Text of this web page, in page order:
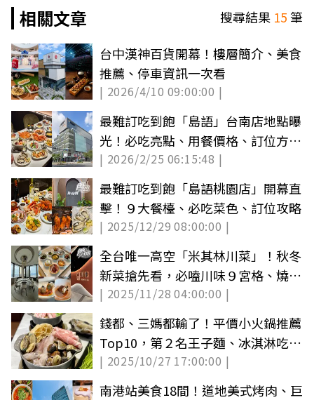
相關文章
搜尋結果 15筆
台中漢神百貨開幕！樓層簡介、美食
推薦、停車資訊一次看
| 2026/4/10 09:00:00 |
最難訂吃到飽「島語」台南店地點曝
光！必吃亮點、用餐價格、訂位方式
搶先看
| 2026/2/25 06:15:48 |
最難訂吃到飽「島語桃園店」開幕直
擊！９大餐檯、必吃菜色、訂位攻略
| 2025/12/29 08:00:00 |
全台唯一高空「米其林川菜」！秋冬
新菜搶先看，必嗑川味９宮格、燒乳
鴿
| 2025/11/28 04:00:00 |
錢都、三媽都輸了！平價小火鍋推薦
Top10，第２名王子麵、冰淇淋吃到
飽
| 2025/10/27 17:00:00 |
南港站美食18間！道地美式烤肉、巨